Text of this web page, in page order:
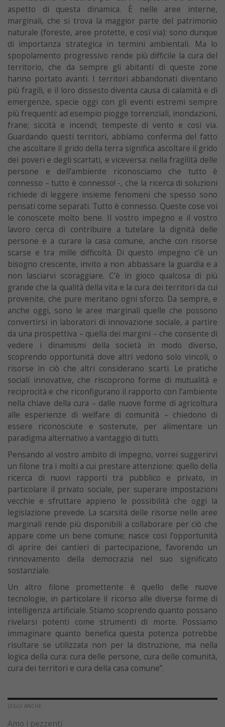
aspetto di questa dinamica. È nelle aree interne,
marginali, che si trova la maggior parte del patrimonio
naturale (foreste, aree protette, e così via): sono dunque
di importanza strategica in termini ambientali. Ma lo
spopolamento progressivo rende più difficile la cura del
territorio, che da sempre gli abitanti di queste zone
hanno portato avanti. I territori abbandonati diventano
più fragili, e il loro dissesto diventa causa di calamità e di
emergenze, specie oggi con gli eventi estremi sempre
più frequenti: ad esempio piogge torrenziali, inondazioni,
frane; siccità e incendi; tempeste di vento e così via.
Guardando questi territori, abbiamo conferma del fatto
che ascoltare il grido della terra significa ascoltare il grido
dei poveri e degli scartati, e viceversa: nella fragilità delle
persone e dell’ambiente riconosciamo che tutto è
connesso – tutto è connesso! -, che la ricerca di soluzioni
richiede di leggere insieme fenomeni che spesso sono
pensati come separati. Tutto è connesso. Queste cose voi
le conoscete molto bene. Il vostro impegno e il vostro
lavoro cerca di contribuire a tutelare la dignità delle
persone e a curare la casa comune, anche con risorse
scarse e tra mille difficoltà. Di questo impegno c’è un
bisogno crescente, invito a non abbassare la guardia e a
non lasciarvi scoraggiare. C’è in gioco qualcosa di più
grande che la qualità della vita e la cura dei territori da cui
provenite, che pure meritano ogni sforzo. Da sempre, e
anche oggi, sono le aree marginali quelle che possono
convertirsi in laboratori di innovazione sociale, a partire
da una prospettiva – quella dei margini – che consente di
vedere i dinamismi della società in modo diverso,
scoprendo opportunità dove altri vedono solo vincoli, o
risorse in ciò che altri considerano scarti. Le pratiche
sociali innovative, che riscoprono forme di mutualità e
reciprocità e che riconfigurano il rapporto con l’ambiente
nella chiave della cura – dalle nuove forme di agricoltura
alle esperienze di welfare di comunità – chiedono di
essere riconosciute e sostenute, per alimentare un
paradigma alternativo a vantaggio di tutti.
Pensando al vostro ambito di impegno, vorrei suggerirvi
un filone tra i molti a cui prestare attenzione: quello della
ricerca di nuovi rapporti tra pubblico e privato, in
particolare il privato sociale, per superare impostazioni
vecchie e sfruttare appieno le possibilità che oggi la
legislazione prevede. La scarsità delle risorse nelle aree
marginali rende più disponibili a collaborare per ciò che
appare come un bene comune; nasce così l’opportunità
di aprire dei cantieri di partecipazione, favorendo un
rinnovamento della democrazia nel suo significato
sostanziale.
Un altro filone promettente è quello delle nuove
tecnologie, in particolare il ricorso alle diverse forme di
intelligenza artificiale. Stiamo scoprendo quanto possano
rivelarsi potenti come strumenti di morte. Possiamo
immaginare quanto benefica questa potenza potrebbe
risultare se utilizzata non per la distruzione, ma nella
logica della cura: cura delle persone, cura delle comunità,
cura dei territori e cura della casa comune”.
LEGGI ANCHE
Amo i pezzenti